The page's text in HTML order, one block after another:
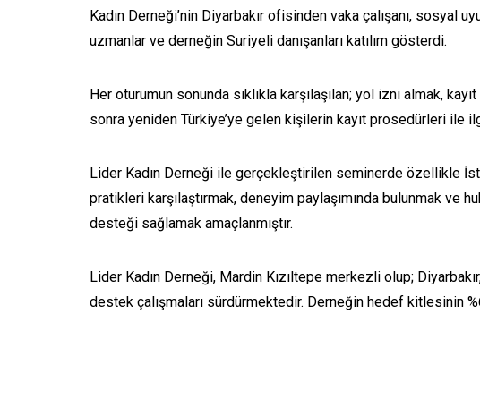
Kadın Derneği’nin Diyarbakır ofisinden vaka çalışanı, sosyal
uzmanlar ve derneğin Suriyeli danışanları katılım gösterdi.
Her oturumun sonunda sıklıkla karşılaşılan; yol izni almak,
sonra yeniden Türkiye’ye gelen kişilerin kayıt prosedürleri ile
Lider Kadın Derneği ile gerçekleştirilen seminerde özellikle
pratikleri karşılaştırmak, deneyim paylaşımında bulunmak ve
desteği sağlamak amaçlanmıştır.
Lider Kadın Derneği, Mardin Kızıltepe merkezli olup;
destek çalışmaları sürdürmektedir. Derneğin hedef kitlesinin